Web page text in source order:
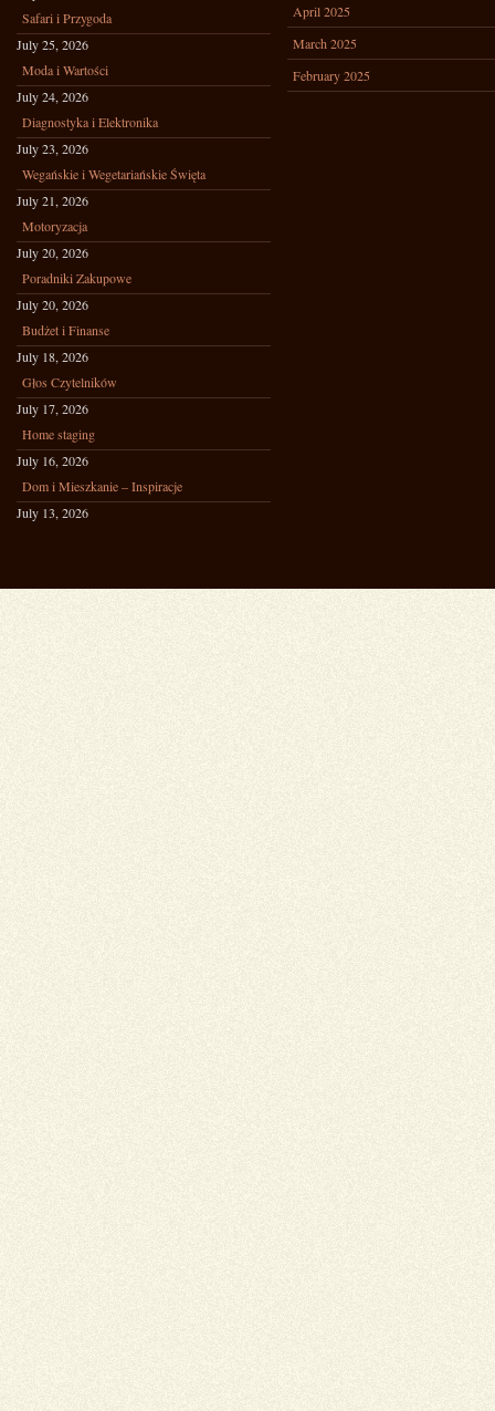
Safari i Przygoda
July 25, 2026
Moda i Wartości
July 24, 2026
Diagnostyka i Elektronika
July 23, 2026
Wegańskie i Wegetariańskie Święta
July 21, 2026
Motoryzacja
July 20, 2026
Poradniki Zakupowe
July 20, 2026
Budżet i Finanse
July 18, 2026
Głos Czytelników
July 17, 2026
Home staging
July 16, 2026
Dom i Mieszkanie – Inspiracje
July 13, 2026
April 2025
March 2025
February 2025